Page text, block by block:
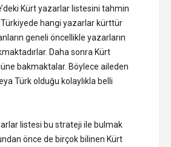
Kürt yazarlar listesini tahmin
hangi yazarlar kürttür
geneli öncellikle yazarların
Daha sonra Kürt
bakmaktalar. Böylece aileden
Türk olduğu kolaylıkla belli
listesi bu strateji ile bulmak
önce de birçok bilinen Kürt